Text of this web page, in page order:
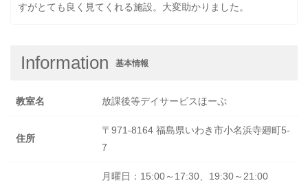
すがとても良く見てくれる施設。大変助かりました。
Information 基本情報
教室名 放課後等デイサービスほーぷ
住所
〒971-8164 福島県いわき市小名浜寺廻町5-
7
月曜日：15:00～17:30、19:30～21:00